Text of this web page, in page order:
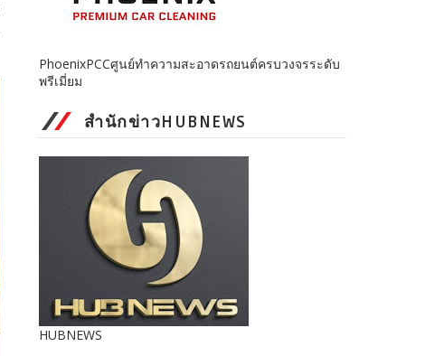
PhoenixPCCศูนย์ทำความสะอาดรถยนต์ครบวงจรระดับ
พรีเมี่ยม
สำนักข่าวHUBNEWS
HUBNEWS